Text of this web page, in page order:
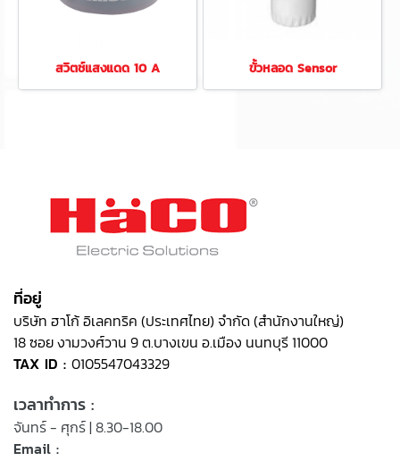
สวิตช์แสงแดด 10 A ขั้วหลอด Sensor
ที่อยู่
บริษัท ฮาโก้ อิเลคทริค (ประเทศไทย) จำกัด (สำนักงานใหญ่)
18 ซอย งามวงศ์วาน 9 ต.บางเขน อ.เมือง นนทบุรี 11000
TAX ID : 0105547043329
เวลาทำการ :
จันทร์ - ศุกร์ | 8.30-18.00
Email :